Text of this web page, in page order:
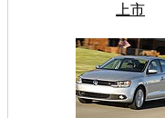
上市